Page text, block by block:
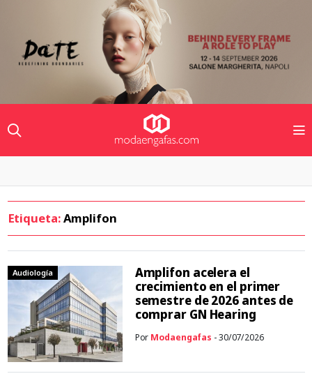
Etiqueta:Amplifon
Audiología
Amplifon acelera el
crecimiento en el primer
semestre de 2026 antes de
comprar GN Hearing
Por Modaengafas - 30/07/2026